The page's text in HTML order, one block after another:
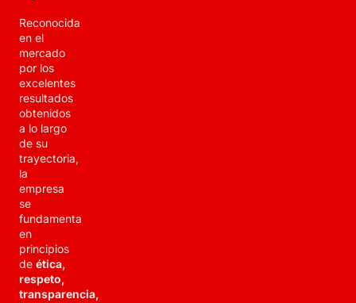
Reconocida
en el
mercado
por los
excelentes
resultados
obtenidos
a lo largo
de su
trayectoria,
la
empresa
se
fundamenta
en
principios
de ética,
respeto,
transparencia,